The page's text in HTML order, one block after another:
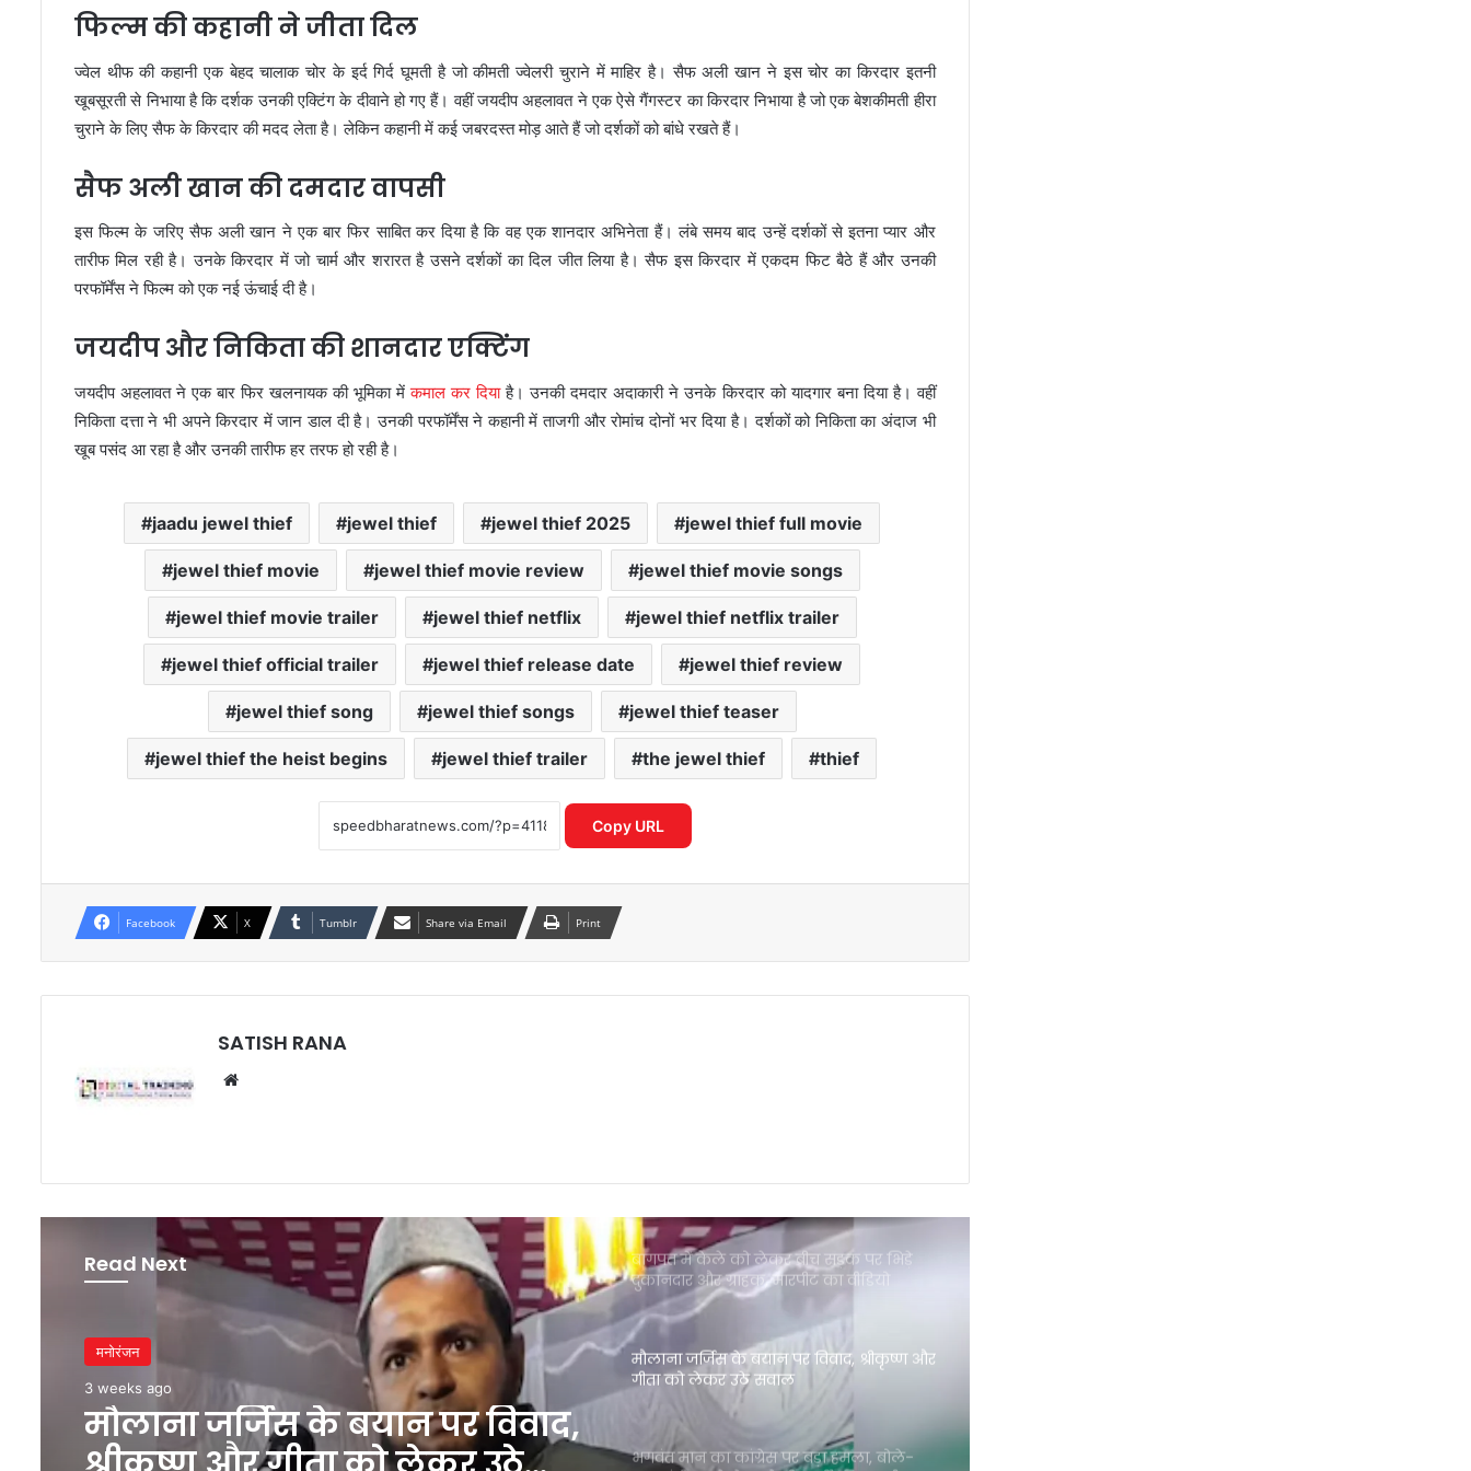
फिल्म की कहानी ने जीता दिल
ज्वेल थीफ की कहानी एक बेहद चालाक चोर के इर्द गिर्द घूमती है जो कीमती ज्वेलरी चुराने में माहिर है। सैफ अली खान ने इस चोर का किरदार इतनी
खूबसूरती से निभाया है कि दर्शक उनकी एक्टिंग के दीवाने हो गए हैं। वहीं जयदीप अहलावत ने एक ऐसे गैंगस्टर का किरदार निभाया है जो एक बेशकीमती हीरा
चुराने के लिए सैफ के किरदार की मदद लेता है। लेकिन कहानी में कई जबरदस्त मोड़ आते हैं जो दर्शकों को बांधे रखते हैं।
सैफ अली खान की दमदार वापसी
इस फिल्म के जरिए सैफ अली खान ने एक बार फिर साबित कर दिया है कि वह एक शानदार अभिनेता हैं। लंबे समय बाद उन्हें दर्शकों से इतना प्यार और
तारीफ मिल रही है। उनके किरदार में जो चार्म और शरारत है उसने दर्शकों का दिल जीत लिया है। सैफ इस किरदार में एकदम फिट बैठे हैं और उनकी
परफॉर्मेंस ने फिल्म को एक नई ऊंचाई दी है।
जयदीप और निकिता की शानदार एक्टिंग
जयदीप अहलावत ने एक बार फिर खलनायक की भूमिका मेंकमाल कर दियाहै। उनकी दमदार अदाकारी ने उनके किरदार को यादगार बना दिया है। वहीं
निकिता दत्ता ने भी अपने किरदार में जान डाल दी है। उनकी परफॉर्मेंस ने कहानी में ताजगी और रोमांच दोनों भर दिया है। दर्शकों को निकिता का अंदाज भी
खूब पसंद आ रहा है और उनकी तारीफ हर तरफ हो रही है।
jaadu jewel thief jewel thief jewel thief 2025 jewel thief full movie
jewel thief movie jewel thief movie review jewel thief movie songs
jewel thief movie trailer jewel thief netflix jewel thief netflix trailer
jewel thief official trailer jewel thief release date jewel thief review
jewel thief song jewel thief songs jewel thief teaser
jewel thief the heist begins jewel thief trailer the jewel thief thief
Copy URL
Facebook X Tumblr Share via Email Print
SATISH RANA
Read Next
3 weeks ago
3 weeks ago
यमुना सफाई अभियान में उतरी सरकार, क्या
बदलेगी नदी की तस्वीर?
‘भारत भाग्य विधाता’ की बॉक्स ऑफिस पर
फीकी शुरुआत, पहले दिन कंगना रनौत की
फिल्म ने कमाए सिर्फ 1 करोड़ रुपये
बिश्नोई गैंग ने ली जिम्मेदारी; इलाके में दहशत
वायरल
मौलाना जर्जिस के बयान पर विवाद, श्रीकृष्ण और
गीता को लेकर उठे सवाल
भगवंत मान का कांग्रेस पर बड़ा हमला, बोले-
मुख्यमंत्री बनने से पहले ही कुर्सी की लड़ाई शुरू